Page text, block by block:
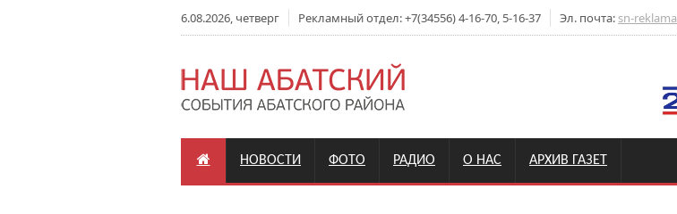
6.08.2026, четверг Рекламный отдел: +7(34556) 4-16-70, 5-16-37 Эл. почта: sn-
НОВОСТИ ФОТО РАДИО О НАС АРХИВ ГАЗЕТ